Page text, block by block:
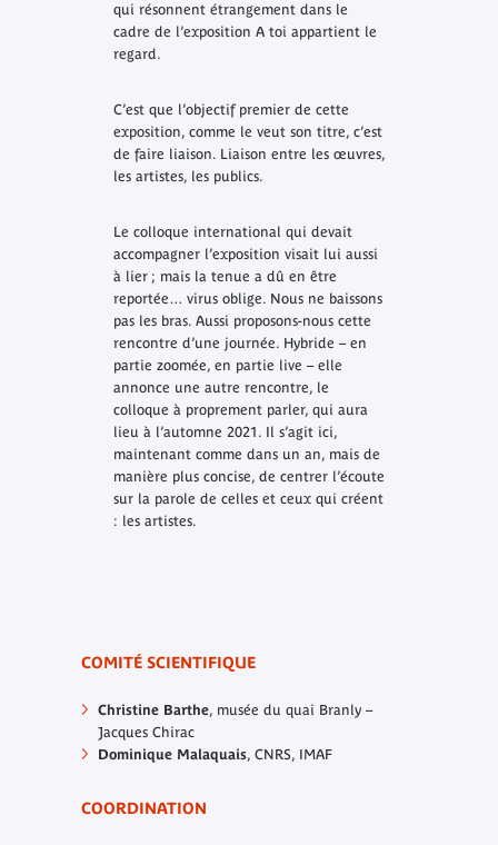
qui résonnent étrangement dans le
cadre de l’exposition A toi appartient le
regard.
C’est que l’objectif premier de cette
exposition, comme le veut son titre, c’est
de faire liaison. Liaison entre les œuvres,
les artistes, les publics.
Le colloque international qui devait
accompagner l’exposition visait lui aussi
à lier ; mais la tenue a dû en être
reportée… virus oblige. Nous ne baissons
pas les bras. Aussi proposons-nous cette
rencontre d’une journée. Hybride – en
partie zoomée, en partie live – elle
annonce une autre rencontre, le
colloque à proprement parler, qui aura
lieu à l’automne 2021. Il s’agit ici,
maintenant comme dans un an, mais de
manière plus concise, de centrer l’écoute
sur la parole de celles et ceux qui créent
: les artistes.
COMITÉ SCIENTIFIQUE
Christine Barthe, musée du quai Branly –
Jacques Chirac
Dominique Malaquais, CNRS, IMAF
COORDINATION